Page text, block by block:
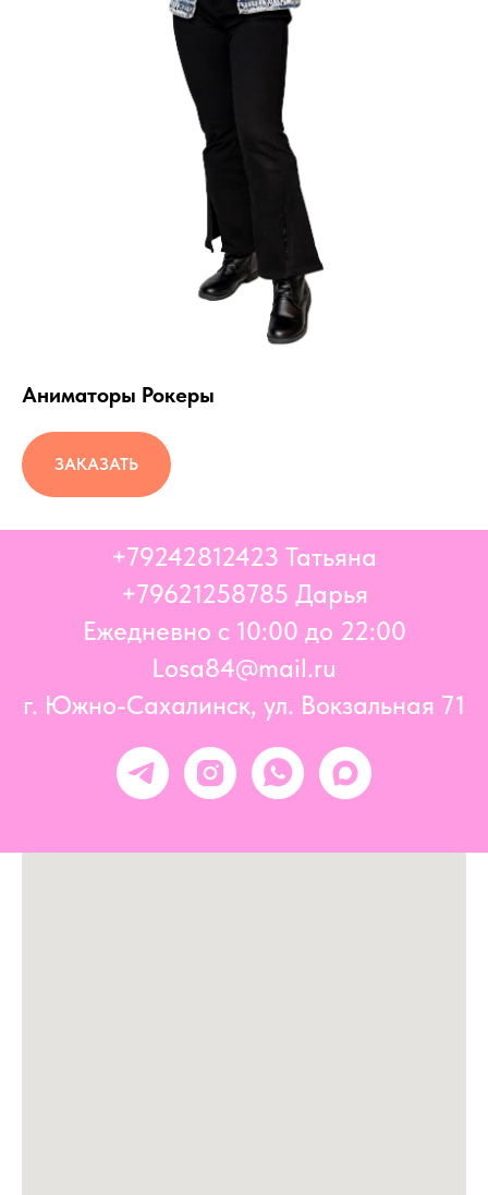
Аниматоры Рокеры
ЗАКАЗАТЬ
+79242812423 Татьяна
+79621258785 Дарья
Ежедневно с 10:00 до 22:00
Losa84@mail.ru
г. Южно-Сахалинск, ул. Вокзальная 71